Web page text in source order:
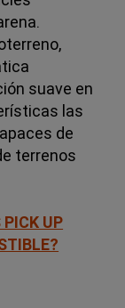
suave en
las
de
terrenos
PICK UP